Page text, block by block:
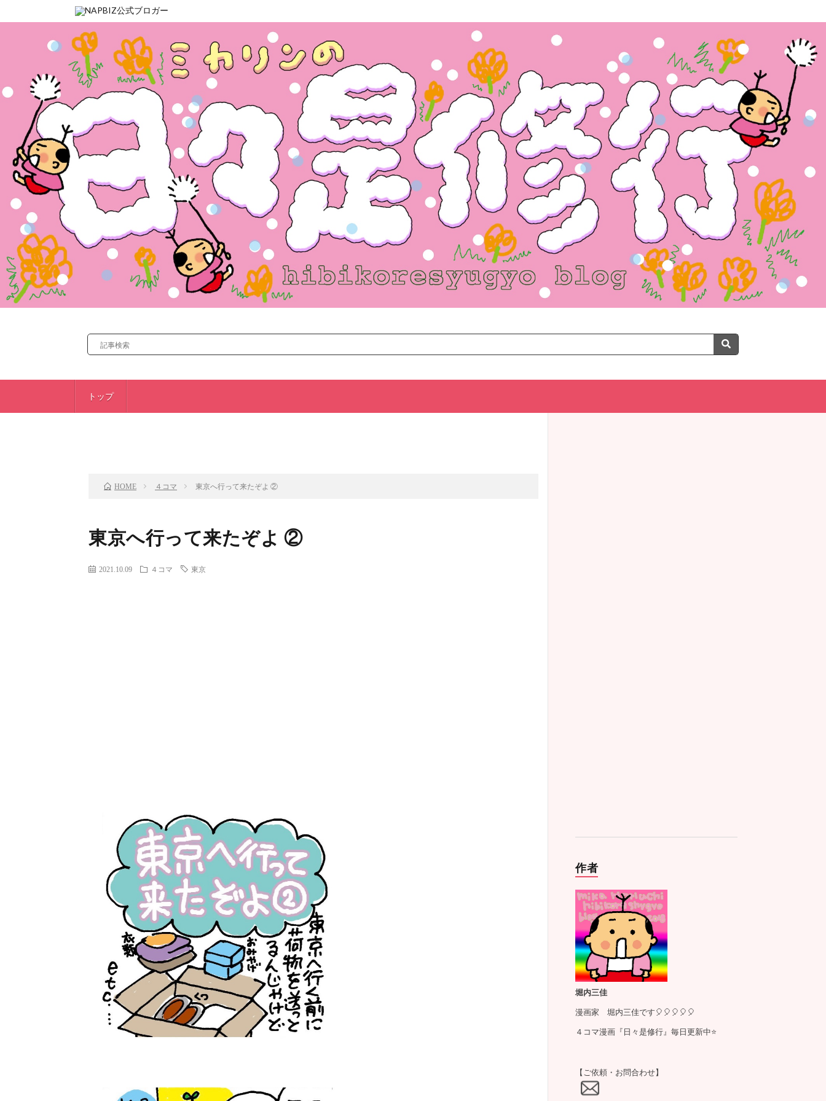
トップ
HOME ４コマ 東京へ行って来たぞよ ②
東京へ行って来たぞよ ②
2021.10.09 ４コマ 東京
作者
堀内三佳
漫画家 堀内三佳です🎈🎈🎈🎈🎈
４コマ漫画『日々是修行』毎日更新中⭐️
【ご依頼・お問合わせ】